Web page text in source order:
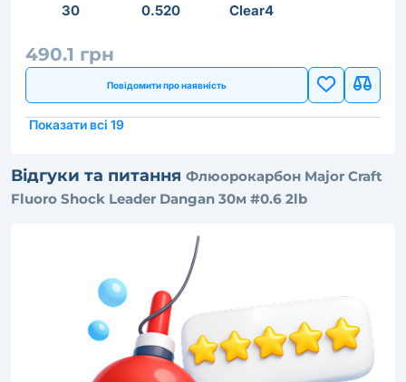
30 0.520 Clear4
490.1 грн
Повідомити про наявність
Показати всі 19
Відгуки та питання Флюорокарбон Major Craft
Fluoro Shock Leader Dangan 30м #0.6 2lb